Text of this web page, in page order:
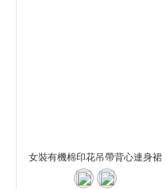
女裝有機棉印花吊帶背心連身裙